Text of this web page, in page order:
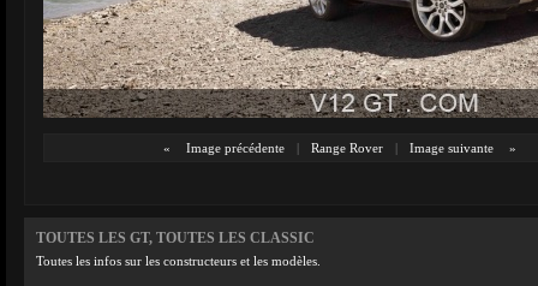
« Image précédente | Range Rover | Image suivante »
TOUTES LES GT, TOUTES LES CLASSIC
Toutes les infos sur les constructeurs et les modèles.